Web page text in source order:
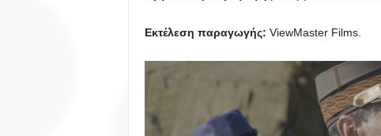
Εκτέλεση παραγωγής: ViewMaster Films.